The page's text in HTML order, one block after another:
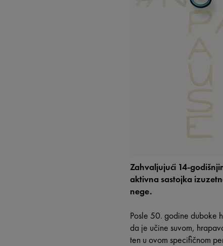
Zahvaljujući 14-
aktivna sastojka
nege.
Posle 50. godine duboke
da je učine suvom,
ten u ovom specifičnom